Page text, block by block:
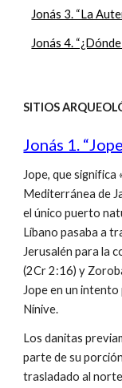
Jonás 3. “La
Jonás 4.
SITIOS
Jonás 1.
Jope, que
Mediterránea de
el único puerto
Líbano pasaba a
Jerusalén para la
(2Cr 2:16) y
Jope en un
Nínive.
Los danitas
parte de su
trasladado al